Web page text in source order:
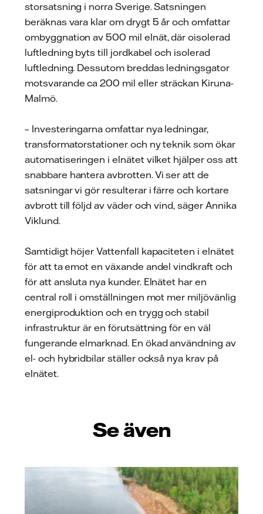
storsatsning i norra Sverige. Satsningen
beräknas vara klar om drygt 5 år och omfattar
ombyggnation av 500 mil elnät, där oisolerad
luftledning byts till jordkabel och isolerad
luftledning. Dessutom breddas ledningsgator
motsvarande ca 200 mil eller sträckan Kiruna-
Malmö.
– Investeringarna omfattar nya ledningar,
transformatorstationer och ny teknik som ökar
automatiseringen i elnätet vilket hjälper oss att
snabbare hantera avbrotten. Vi ser att de
satsningar vi gör resulterar i färre och kortare
avbrott till följd av väder och vind, säger Annika
Viklund.
Samtidigt höjer Vattenfall kapaciteten i elnätet
för att ta emot en växande andel vindkraft och
för att ansluta nya kunder. Elnätet har en
central roll i omställningen mot mer miljövänlig
energiproduktion och en trygg och stabil
infrastruktur är en förutsättning för en väl
fungerande elmarknad. En ökad användning av
el- och hybridbilar ställer också nya krav på
elnätet.
Se även